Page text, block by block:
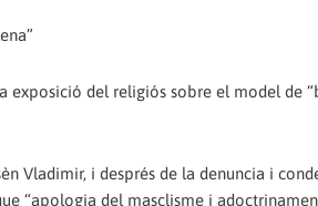
exposició del religiós sobre el model de
Vladimir, i després de la denuncia i
“apologia del masclisme i